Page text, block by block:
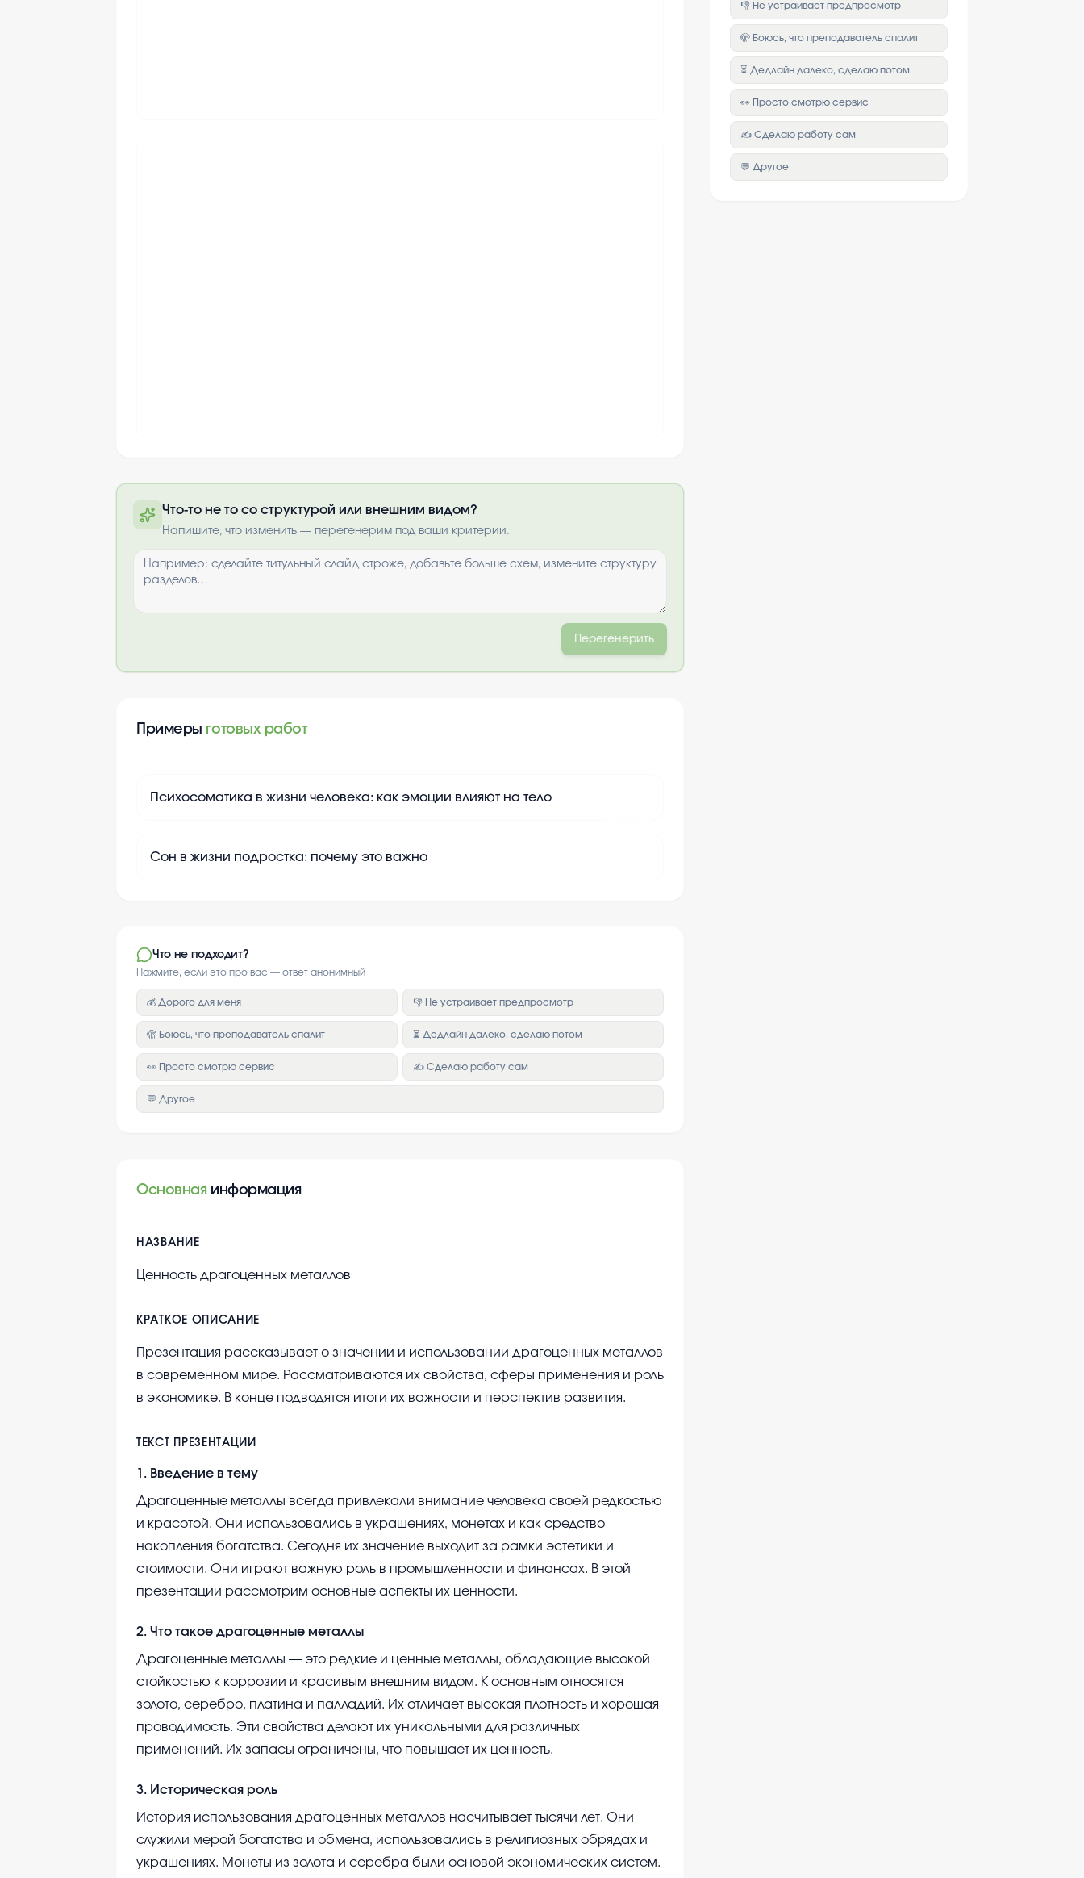
Полную презентацию можно получить по
почте после оплаты
Выбрать опции
Что-то не то со структурой или внешним видом?
Напишите, что изменить — перегенерим под ваши критерии.
Перегенерить
Примеры готовых работ
Психосоматика в жизни человека: как эмоции влияют на тело
Сон в жизни подростка: почему это важно
Что не подходит?
Нажмите, если это про вас — ответ анонимный
💰 Дорого для меня 👎 Не устраивает предпросмотр
🫣 Боюсь, что преподаватель спалит ⏳ Дедлайн далеко, сделаю потом
👀 Просто смотрю сервис ✍️ Сделаю работу сам
💬 Другое
Основная информация
НАЗВАНИЕ
Ценность драгоценных металлов
КРАТКОЕ ОПИСАНИЕ
Презентация рассказывает о значении и использовании драгоценных металлов
в современном мире. Рассматриваются их свойства, сферы применения и роль
в экономике. В конце подводятся итоги их важности и перспектив развития.
ТЕКСТ ПРЕЗЕНТАЦИИ
1 . Введение в тему
Драгоценные металлы всегда привлекали внимание человека своей редкостью
и красотой. Они использовались в украшениях, монетах и как средство
накопления богатства. Сегодня их значение выходит за рамки эстетики и
стоимости. Они играют важную роль в промышленности и финансах. В этой
презентации рассмотрим основные аспекты их ценности.
2. Что такое драгоценные металлы
Драгоценные металлы — это редкие и ценные металлы, обладающие высокой
стойкостью к коррозии и красивым внешним видом. К основным относятся
золото, серебро, платина и палладий. Их отличает высокая плотность и хорошая
проводимость. Эти свойства делают их уникальными для различных
применений. Их запасы ограничены, что повышает их ценность.
3. Историческая роль
История использования драгоценных металлов насчитывает тысячи лет. Они
служили мерой богатства и обмена, использовались в религиозных обрядах и
украшениях. Монеты из золота и серебра были основой экономических систем.
👎 Не устраивает предпросмотр
🫣 Боюсь, что преподаватель спалит
⏳ Дедлайн далеко, сделаю потом
👀 Просто смотрю сервис
✍️ Сделаю работу сам
💬 Другое